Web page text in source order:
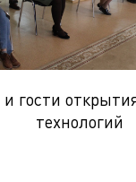
гости
технологий